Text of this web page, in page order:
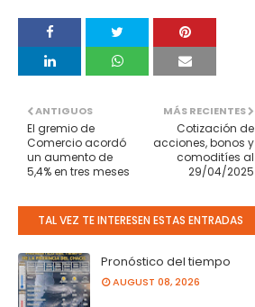
MÁS RECIENTES
Cotización de
acciones, bonos y
comoditíes al
29/04/2025
ANTIGUOS
El gremio de
Comercio acordó
un aumento de
5,4% en tres meses
TAL VEZ TE INTERESEN ESTAS ENTRADAS
Pronóstico del tiempo
AUGUST 08, 2026